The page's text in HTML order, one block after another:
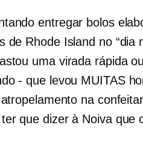
entregar bolos
de Rhode Island no “dia
uma virada rápida
- que levou MUITAS
na
que dizer à Noiva que